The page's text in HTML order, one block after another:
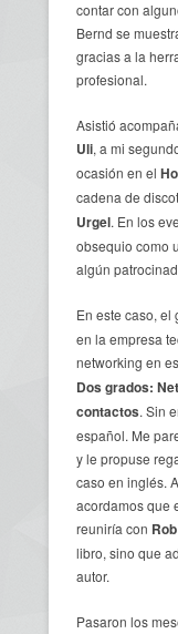
contar con
Bernd se
gracias a la
profesional.
Asistió
Uli, a mi
ocasión en el
cadena de
Urgel. En los
obsequio como
algún
En este caso, el
en la empresa
networking en
Dos grados:
contactos. Sin
español. Me
y le propuse
caso en inglés.
acordamos que
reuniría con
libro, sino que
autor.
Pasaron los